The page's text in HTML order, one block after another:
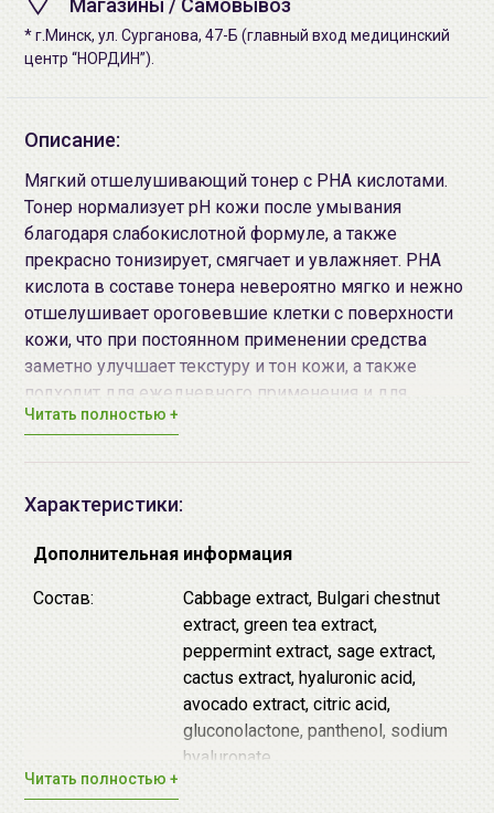
Магазины / Самовывоз
* г.Минск, ул. Сурганова, 47-Б (главный вход медицинский
центр “НОРДИН”).
Описание:
Мягкий отшелушивающий тонер с PHA кислотами.
Тонер нормализует pH кожи после умывания
благодаря слабокислотной формуле, а также
прекрасно тонизирует, смягчает и увлажняет. PHA
кислота в составе тонера невероятно мягко и нежно
отшелушивает ороговевшие клетки с поверхности
кожи, что при постоянном применении средства
заметно улучшает текстуру и тон кожи, а также
подходит для ежедневного применения и для
чувствительнойкожи.
удаляет омертвевшие клетки с поверхности
увлажняющим действием, улучшает текстуру и
Пантенол
- успокаивает, заживляет
повреждения, увлажняет глубокие слои кожи.
Гиалуроновая кислота- один из самых
известных увлажняющих компонентов,
способна проникать в более глубокие слои кожи
и заполнять мелкие морщинки, а также создает
на поверхности кожи легкую защитную пленку,
позволяющую сохранить естественный уровень
Читать полностью +
Характеристики:
Дополнительная информация
Состав:
Cabbage extract, Bulgari chestnut
extract, green tea extract,
peppermint extract, sage extract,
cactus extract, hyaluronic acid,
avocado extract, citric acid,
gluconolactone, panthenol, sodium
hyaluronate
Дата
Читать полностью +